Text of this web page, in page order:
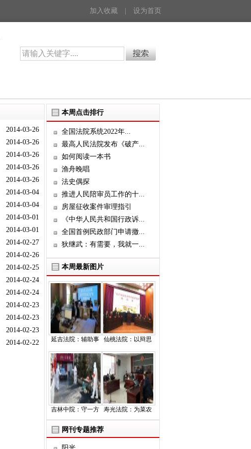
加入收藏 设为首页
2014-03-26
2014-03-26
2014-03-26
2014-03-26
2014-03-26
2014-03-04
2014-03-04
2014-03-01
2014-03-01
2014-02-27
2014-02-26
2014-02-25
2014-02-24
2014-02-24
2014-02-23
2014-02-23
2014-02-23
2014-02-22
本周点击排行
全国法院系统2022年...
最高人民法院发布《破产...
如何阅读一本书
渔舟晚唱
法史偶探
推进人民陪审员工作的十...
房屋征收案件审理指引
《中华人民共和国行政诉...
全国首例民政部门申请撤...
狄继武：有需要，我就一...
本周最新图片
延吉法院：辅助事 仙桃法院：以辩思
吉林中院：守一方 寿光法院：为菜农
网刊专题推荐